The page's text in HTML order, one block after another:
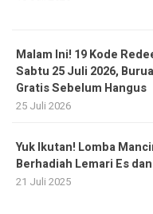
Malam Ini! 19 Kode
Sabtu 25 Juli 2026,
Gratis Sebelum Hangus
25 Juli 2026
Yuk Ikutan! Lomba
Berhadiah Lemari Es
21 Juli 2025